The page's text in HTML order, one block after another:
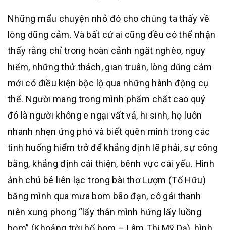
Những mẩu chuyện nhỏ đó cho chúng ta thấy về
lòng dũng cảm. Và bất cứ ai cũng đều có thể nhận
thấy rằng chỉ trong hoàn cảnh ngặt nghèo, nguy
hiểm, những thử thách, gian truân, lòng dũng cảm
mới có điều kiện bộc lộ qua những hành động cụ
thể. Người mang trong mình phẩm chất cao quý
đó là người không e ngại vất vả, hi sinh, họ luôn
nhanh nhẹn ứng phó và biết quên mình trong các
tình huống hiểm trở để khẳng định lẽ phải, sự công
bằng, khẳng định cái thiện, bênh vực cái yếu. Hình
ảnh chú bé liên lạc trong bài thơ Lượm (Tố Hữu)
băng mình qua mưa bom bão đạn, cô gái thanh
niên xung phong “lấy thân mình hứng lấy luồng